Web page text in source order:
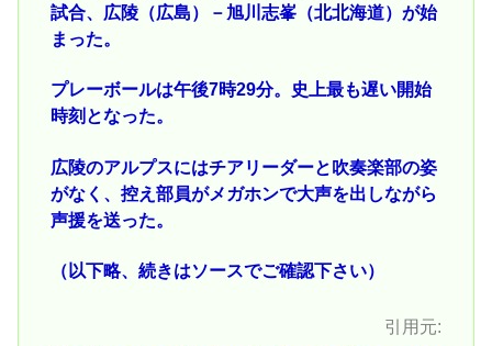
試合、広陵（広島）－旭川志峯（北北海道）が始
まった。
プレーボールは午後7時29分。史上最も遅い開始
時刻となった。
広陵のアルプスにはチアリーダーと吹奏楽部の姿
がなく、控え部員がメガホンで大声を出しながら
声援を送った。
（以下略、続きはソースでご確認下さい）
引用元: